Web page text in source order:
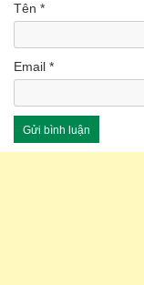
Tên *
Email *